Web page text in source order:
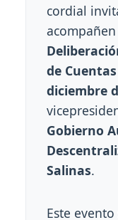
cordial
de
diciembre
Gobierno
Salinas.
Este